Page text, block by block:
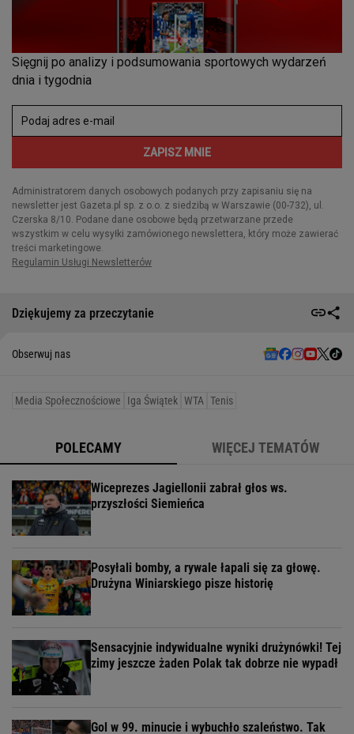
Dziękujemy za przeczytanie
Obserwuj nas
Media Społecznościowe Iga Świątek WTA Tenis
POLECAMY WIĘCEJ TEMATÓW
Wiceprezes Jagiellonii zabrał głos ws.
przyszłości Siemieńca
Posyłali bomby, a rywale łapali się za głowę.
Drużyna Winiarskiego pisze historię
Sensacyjnie indywidualne wyniki drużynówki! Tej
zimy jeszcze żaden Polak tak dobrze nie wypadł
Gol w 99. minucie i wybuchło szaleństwo. Tak